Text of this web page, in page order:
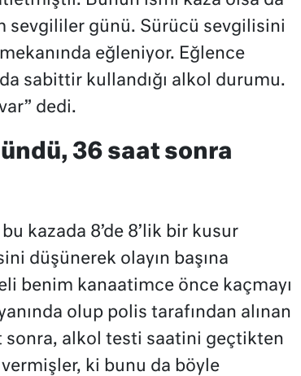
sevgililer günü. Sürücü sevgilisini
eğleniyor. Eğlence
sabittir kullandığı alkol durumu.
dedi.
36 saat sonra
kazada 8’de 8’lik bir kusur
düşünerek olayın başına
benim kanaatimce önce kaçmayı
olup polis tarafından alınan
sonra, alkol testi saatini geçtikten
ki bunu da böyle